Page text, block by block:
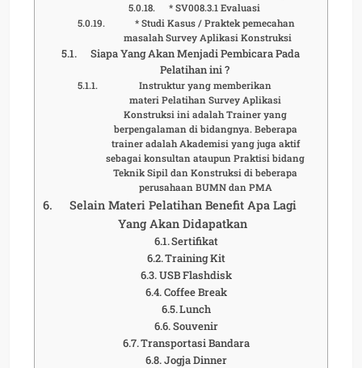
* SV008.3.1 Evaluasi
* Studi Kasus / Praktek pemecahan
masalah Survey Aplikasi Konstruksi
Siapa Yang Akan Menjadi Pembicara Pada
Pelatihan ini ?
Instruktur yang memberikan
materi Pelatihan Survey Aplikasi
Konstruksi ini adalah Trainer yang
berpengalaman di bidangnya. Beberapa
trainer adalah Akademisi yang juga aktif
sebagai konsultan ataupun Praktisi bidang
Teknik Sipil dan Konstruksi di beberapa
perusahaan BUMN dan PMA
Selain Materi Pelatihan Benefit Apa Lagi
Yang Akan Didapatkan
Sertifikat
Training Kit
USB Flashdisk
Coffee Break
Lunch
Souvenir
Transportasi Bandara
Jogja Dinner